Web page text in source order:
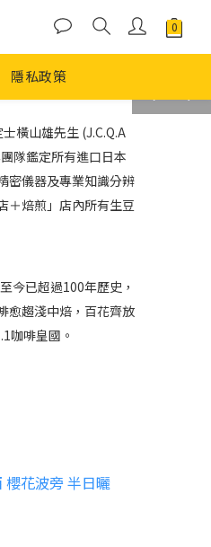
隱私政策
橫山雄先生 (J.C.Q.A
隊鑑定所有進口日本
密儀器及專業知識分辨
＋焙煎」店內所有生豆
今已超過100年歷史，
愈趨淺中焙，百花齊放
咖啡皇國。